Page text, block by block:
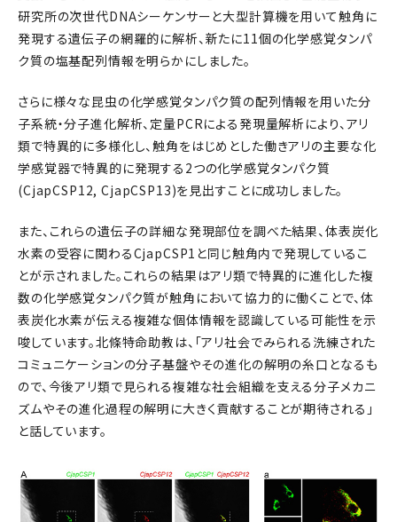
研究所の次世代DNAシーケンサーと大型計算機を用いて触角に
発現する遺伝子の網羅的に解析、新たに11個の化学感覚タンパ
ク質の塩基配列情報を明らかにしました。
さらに様々な昆虫の化学感覚タンパク質の配列情報を用いた分
子系統・分子進化解析、定量PCRによる発現量解析により、アリ
類で特異的に多様化し、触角をはじめとした働きアリの主要な化
学感覚器で特異的に発現する2つの化学感覚タンパク質
(CjapCSP12, CjapCSP13)を見出すことに成功しました。
また、これらの遺伝子の詳細な発現部位を調べた結果、体表炭化
水素の受容に関わるCjapCSP1と同じ触角内で発現しているこ
とが示されました。これらの結果はアリ類で特異的に進化した複
数の化学感覚タンパク質が触角において協力的に働くことで、体
表炭化水素が伝える複雑な個体情報を認識している可能性を示
唆しています。北條特命助教は、「アリ社会でみられる洗練された
コミュニケーションの分子基盤やその進化の解明の糸口となるも
ので、今後アリ類で見られる複雑な社会組織を支える分子メカニ
ズムやその進化過程の解明に大きく貢献することが期待される」
と話しています。